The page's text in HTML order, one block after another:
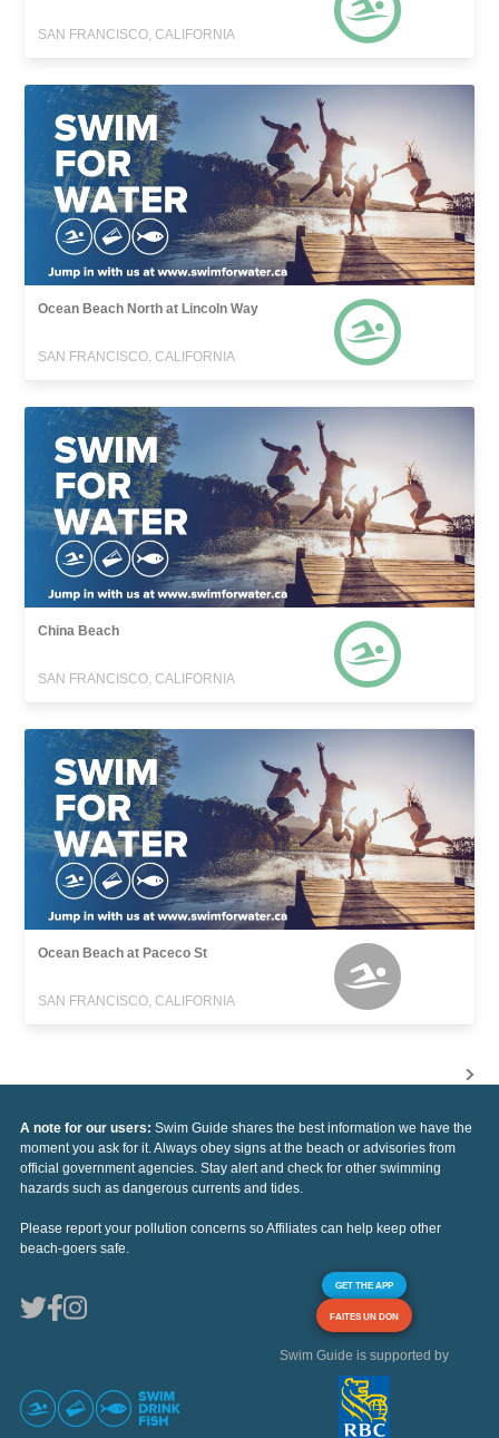
SAN FRANCISCO, CALIFORNIA
Ocean Beach North at Lincoln Way
SAN FRANCISCO, CALIFORNIA
China Beach
SAN FRANCISCO, CALIFORNIA
Ocean Beach at Paceco St
SAN FRANCISCO, CALIFORNIA
A note for our users: Swim Guide shares the best information we have the
moment you ask for it. Always obey signs at the beach or advisories from
official government agencies. Stay alert and check for other swimming
hazards such as dangerous currents and tides.
Please report your pollution concerns so Affiliates can help keep other
beach-goers safe.
GET THE APP
FAITES UN DON
Swim Guide is supported by